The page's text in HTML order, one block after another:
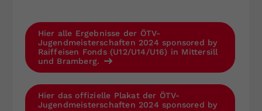
Hier alle Ergebnisse der ÖTV-
Jugendmeisterschaften 2024 sponsored by
Raiffeisen Fonds (U12/U14/U16) in Mittersill
und Bramberg.
Hier das offizielle Plakat der ÖTV-
Jugendmeisterschaften 2024 sponsored by